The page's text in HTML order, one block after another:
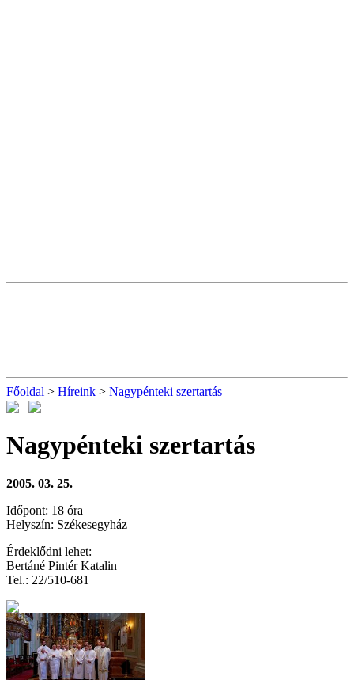
Főoldal > Híreink > Nagypénteki szertartás
Nagypénteki szertartás
2005. 03. 25.
Időpont: 18 óra
Helyszín: Székesegyház
Érdeklődni lehet:
Bertáné Pintér Katalin
Tel.: 22/510-681